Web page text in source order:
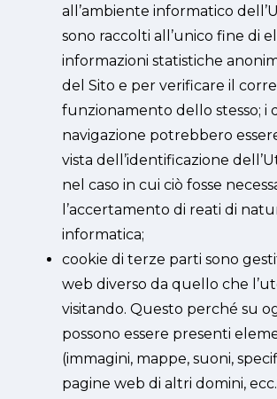
all’ambiente informatico
sono raccolti all’unico fine di
informazioni statistiche
del Sito e per verificare il
funzionamento dello stesso; i
navigazione potrebbero
vista dell’identificazione
nel caso in cui ciò fosse
l’accertamento di reati di
informatica;
cookie di terze parti sono
web diverso da quello che
visitando. Questo perché su
possono essere presenti
(immagini, mappe, suoni,
pagine web di altri domini,